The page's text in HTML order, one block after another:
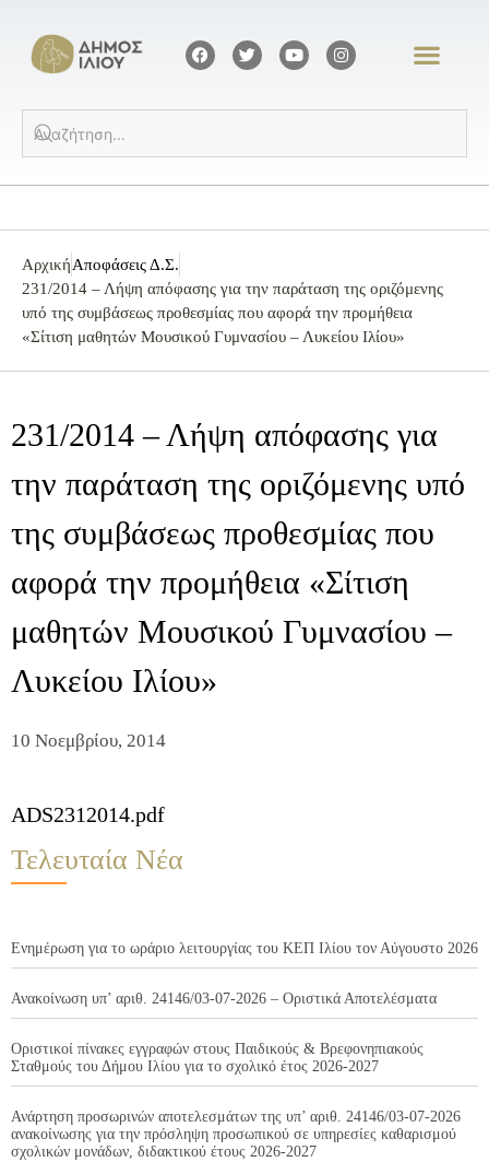
ΑρχικήΑποφάσεις Δ.Σ.
231/2014 – Λήψη απόφασης για την παράταση της οριζόμενης
υπό της συμβάσεως προθεσμίας που αφορά την προμήθεια
«Σίτιση μαθητών Μουσικού Γυμνασίου – Λυκείου Ιλίου»
231/2014 – Λήψη απόφασης για
την παράταση της οριζόμενης υπό
της συμβάσεως προθεσμίας που
αφορά την προμήθεια «Σίτιση
μαθητών Μουσικού Γυμνασίου –
Λυκείου Ιλίου»
10 Νοεμβρίου, 2014
ADS2312014.pdf
Τελευταία Νέα
Ενημέρωση για το ωράριο λειτουργίας του ΚΕΠ Ιλίου τον Αύγουστο 2026
Ανακοίνωση υπ’ αριθ. 24146/03-07-2026 – Οριστικά Αποτελέσματα
Οριστικοί πίνακες εγγραφών στους Παιδικούς & Βρεφονηπιακούς
Σταθμούς του Δήμου Ιλίου για το σχολικό έτος 2026-2027
Ανάρτηση προσωρινών αποτελεσμάτων της υπ’ αριθ. 24146/03-07-2026
ανακοίνωσης για την πρόσληψη προσωπικού σε υπηρεσίες καθαρισμού
σχολικών μονάδων, διδακτικού έτους 2026-2027